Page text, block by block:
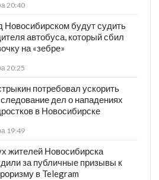
20:40
Новосибирском будут судить
автобуса, который сбил
на «зебре»
20:25
потребовал ускорить
дел о нападениях
в Новосибирске
19:49
жителей Новосибирска
за публичные призывы к
в Telegram